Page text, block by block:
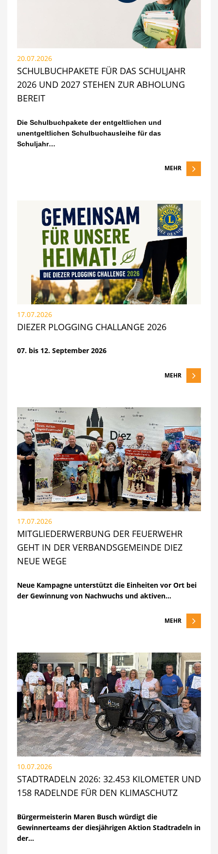
20.07.2026
SCHULBUCHPAKETE FÜR DAS SCHULJAHR
2026 UND 2027 STEHEN ZUR ABHOLUNG
BEREIT
Die Schulbuchpakete der entgeltlichen und
unentgeltlichen Schulbuchausleihe für das
Schuljahr…
MEHR
17.07.2026
DIEZER PLOGGING CHALLANGE 2026
07. bis 12. September 2026
MEHR
17.07.2026
MITGLIEDERWERBUNG DER FEUERWEHR
GEHT IN DER VERBANDSGEMEINDE DIEZ
NEUE WEGE
Neue Kampagne unterstützt die Einheiten vor Ort bei
der Gewinnung von Nachwuchs und aktiven…
MEHR
10.07.2026
STADTRADELN 2026: 32.453 KILOMETER UND
158 RADELNDE FÜR DEN KLIMASCHUTZ
Bürgermeisterin Maren Busch würdigt die
Gewinnerteams der diesjährigen Aktion Stadtradeln in
der…